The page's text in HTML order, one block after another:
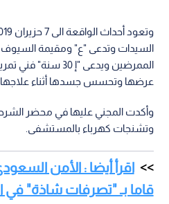
السيدات وتدعى "ع" ومقيمة السيوف
الممرضين ويدعى "إ
عرضها وتحسس جسدها أثناء
وأكدت المجني عليها في محضر
وتشنجات كهرباء بالمستشفى.
اقرأ أيضا : الأمن
قاما بـ "تصرفات شاذة" في